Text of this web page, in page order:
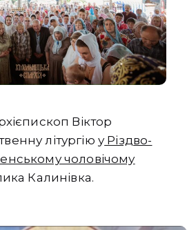
Віктор
літургію уРіздво-
чоловічому
Калинівка.